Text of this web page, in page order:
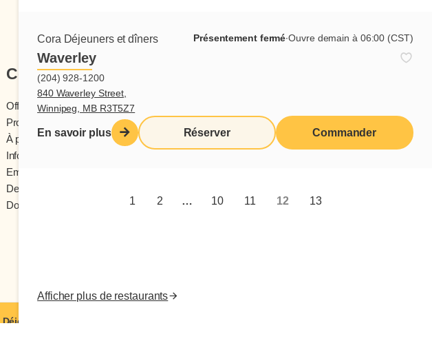
Cora Déjeuners et dîners Présentement fermé∙Ouvre demain à 06:00 (CST)
Waverley
(204) 928-1200
840 Waverley Street,
Winnipeg, MB R3T5Z7
En savoir plus Réserver Commander
1 2 … 10 11 12 13
Afficher plus de restaurants
Cora
Offres et concours
Programme fidélité Cora
À propos des restaurants Cora
Infolettre Cora
Emplois
Devenir franchisé
Donner votre avis
Produits d'épicerie
Nous joindre
EN
et dîners